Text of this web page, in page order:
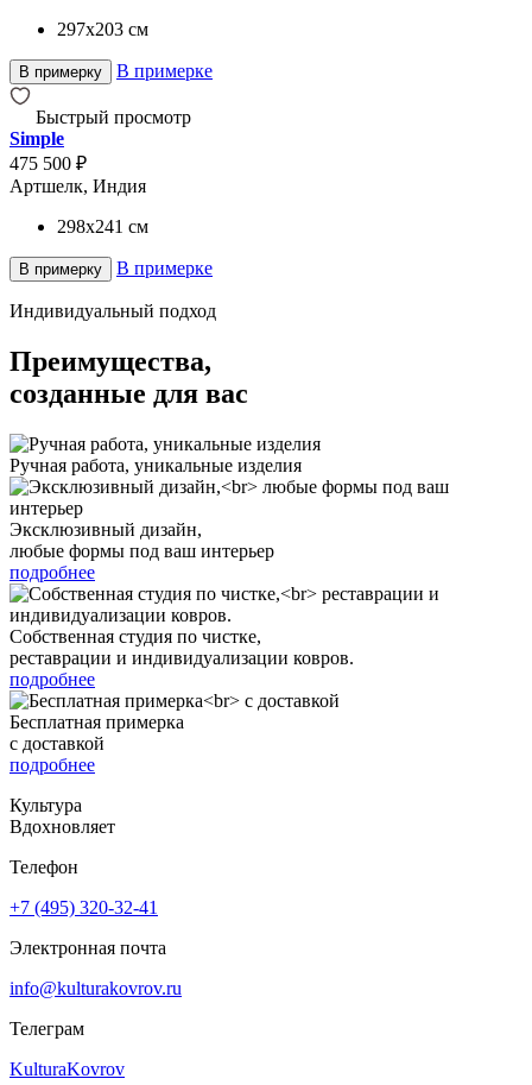
297x203 см
В примерку В примерке
Быстрый просмотр
Simple
475 500 ₽
Артшелк, Индия
298x241 см
В примерку В примерке
Индивидуальный подход
Преимущества,
созданные для вас
Ручная работа, уникальные изделия
Эксклюзивный дизайн,
любые формы под ваш интерьер
подробнее
Собственная студия по чистке,
реставрации и индивидуализации ковров.
подробнее
Бесплатная примерка
с доставкой
подробнее
Культура
Вдохновляет
Телефон
+7 (495) 320-32-41
Электронная почта
info@kulturakovrov.ru
Телеграм
KulturaKovrov